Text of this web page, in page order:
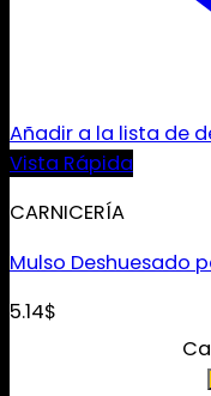
Añadir a la lista de
Vista Rápida
CARNICERÍA
Mulso Deshuesado
5.14$